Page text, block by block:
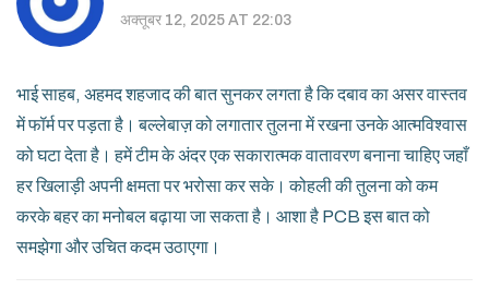
अक्तूबर 12, 2025 AT 22:03
भाई साहब, अहमद शहजाद की बात सुनकर लगता है कि दबाव का असर वास्तव
में फॉर्म पर पड़ता है। बल्लेबाज़ को लगातार तुलना में रखना उनके आत्मविश्वास
को घटा देता है। हमें टीम के अंदर एक सकारात्मक वातावरण बनाना चाहिए जहाँ
हर खिलाड़ी अपनी क्षमता पर भरोसा कर सके। कोहली की तुलना को कम
करके बहर का मनोबल बढ़ाया जा सकता है। आशा है PCB इस बात को
समझेगा और उचित कदम उठाएगा।